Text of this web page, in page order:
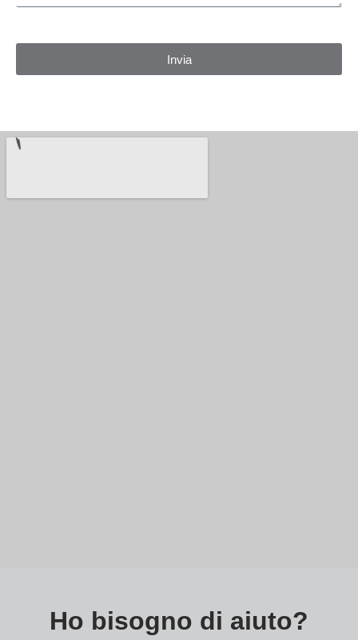
Invia
Ho bisogno di aiuto?